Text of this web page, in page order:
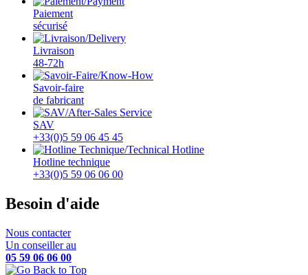
Paiement
sécurisé
Livraison
48-72h
Savoir-faire
de fabricant
SAV
+33(0)5 59 06 45 45
Hotline technique
+33(0)5 59 06 06 00
Besoin d'aide
Nous contacter
Un conseiller au
05 59 06 06 00